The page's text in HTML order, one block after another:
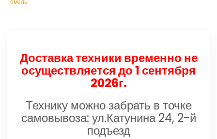
Гомель
Доставка техники временно не
осуществляется до 1 сентября
2026г.
Технику можно забрать в точке
самовывоза: ул.Катунина 24, 2-й
подъезд